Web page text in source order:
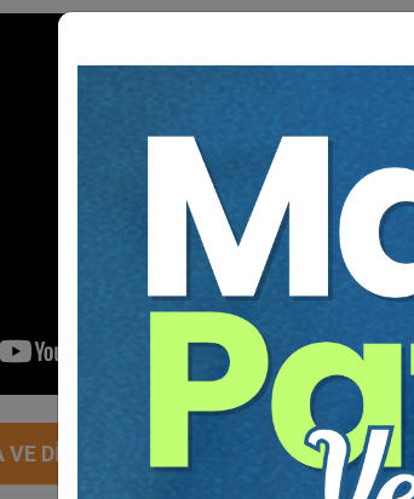
DİNLENME SÜRELERİ